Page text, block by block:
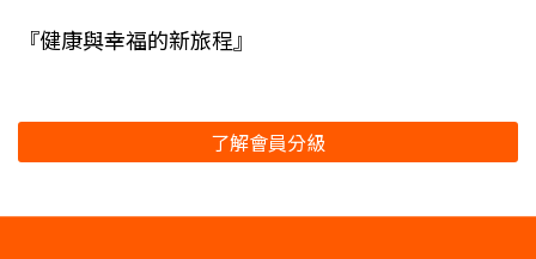
『健康與幸福的新旅程』
了解會員分級